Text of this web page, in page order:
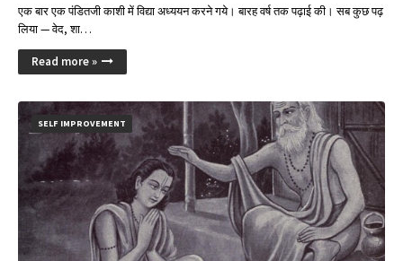
एक बार एक पंडितजी काशी में विद्या अध्ययन करने गये। बारह वर्ष तक पढ़ाई की। सब कुछ पढ़
लिया — वेद, शा…
Read more »
SELF IMPROVEMENT